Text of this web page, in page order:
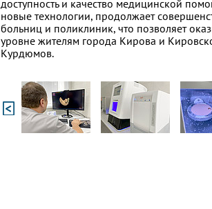
доступность и качество медицинской
новые технологии, продолжает
больниц и поликлиник, что позволяет
уровне жителям города Кирова и
Курдюмов.